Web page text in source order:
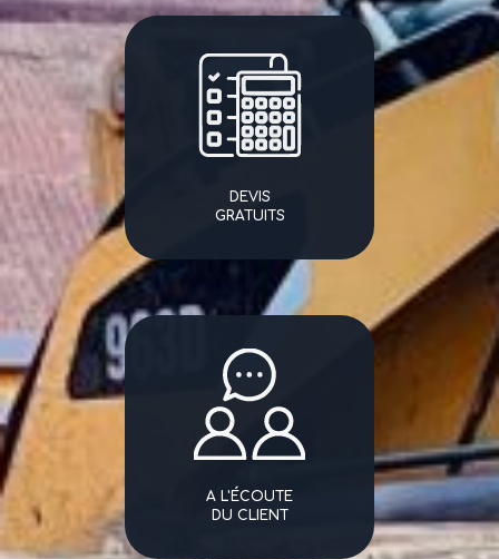
DEVIS
GRATUITS
A L'ÉCOUTE
DU CLIENT